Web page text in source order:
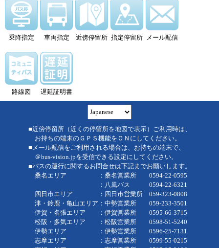
乗降指定 車両指定 近傍停留所 指定停留所 メール配信
路線図 遅延証明書
■近傍停留所（近くの停留所を地図で表示）ご利用時は、
お持ちの端末のＧＰＳ機能をＯＮにしてください。
■メール配信をご利用される場合は、お持ちの端末で、
＠bus-vision.jpを受信できる設定にしてください。
■バスの運行に関するお問合せは下記までお願いします。
桑名エリア ：桑名営業所 0594-22-0595
：八風バス 0594-22-6321
四日市エリア ：四日市営業所 059-323-0808
津・鈴鹿・亀山エリア：中勢営業所 059-233-3501
伊賀・名張エリア ：伊賀営業所 0595-66-3715
松阪・多気エリア ：松阪営業所 0598-51-5240
伊勢エリア ：伊勢営業所 0596-25-7131
志摩エリア ：志摩営業所 0599-55-0215